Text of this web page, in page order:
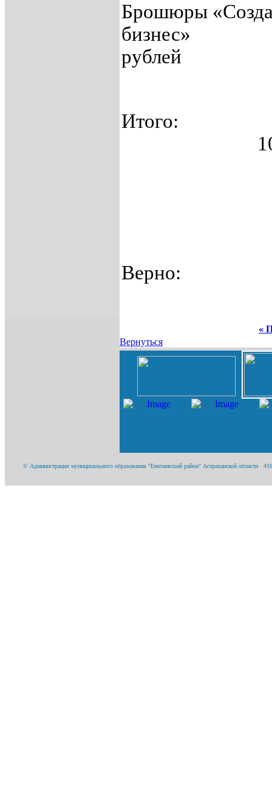
Брошюры
рублей
10404
Верно:
«
Вернуться
© Администрация муниципального образования "Енотаевский район" Астраханской области